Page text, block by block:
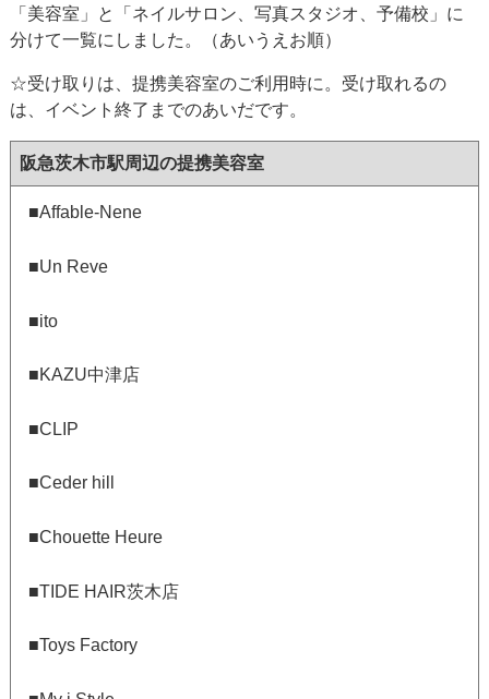
「美容室」と「ネイルサロン、写真スタジオ、予備校」に
分けて一覧にしました。（あいうえお順）
☆受け取りは、提携美容室のご利用時に。受け取れるの
は、イベント終了までのあいだです。
阪急茨木市駅周辺の提携美容室
■Affable-Nene
■Un Reve
■ito
■KAZU中津店
■CLIP
■Ceder hill
■Chouette Heure
■TIDE HAIR茨木店
■Toys Factory